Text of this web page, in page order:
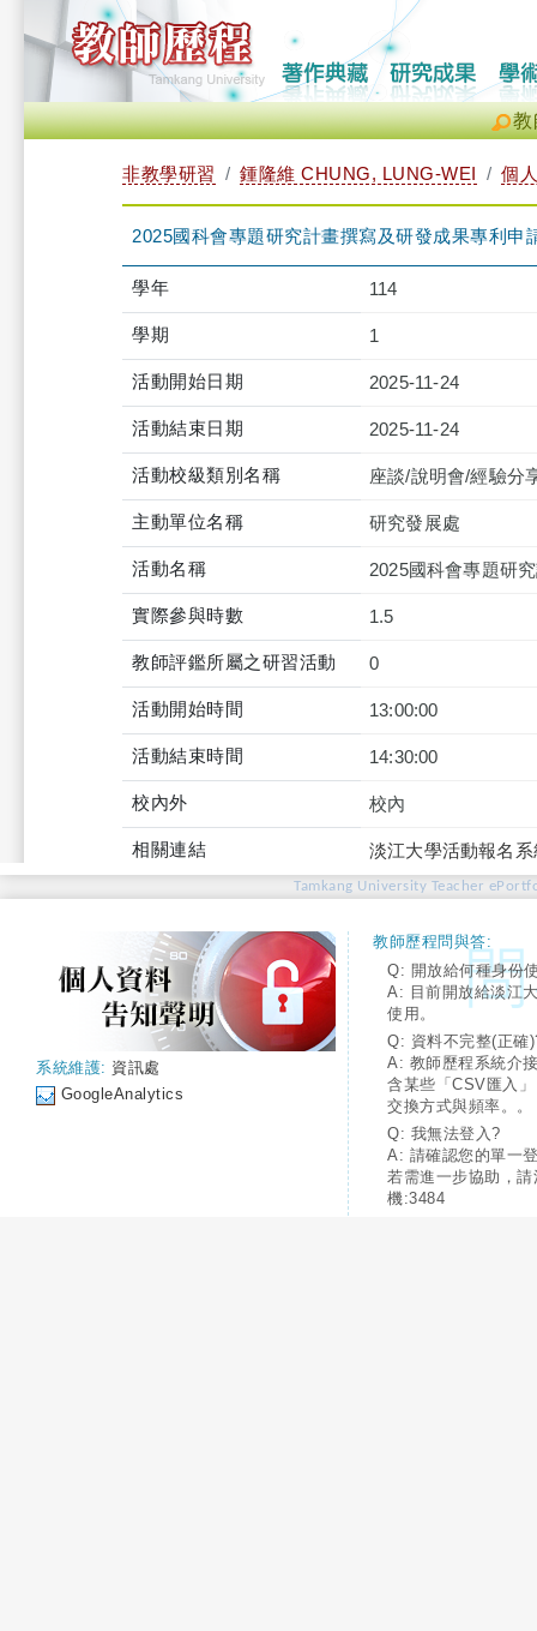
教
非教學研習 鍾隆維 CHUNG, LUNG-WEI 個
2025國科會專題研究計畫撰寫及研發成果專利
學年 114
學期 1
活動開始日期 2025-11-24
活動結束日期 2025-11-24
活動校級類別名稱 座談/說明會/經驗分
主動單位名稱 研究發展處
活動名稱 2025國科會專題研
實際參與時數 1.5
教師評鑑所屬之研習活動 0
活動開始時間 13:00:00
活動結束時間 14:30:00
校內外 校內
相關連結 淡江大學活動報名
Tamkang University Teacher
系統維護: 資訊處
GoogleAnalytics
教師歷程問與答:
Q: 開放給何種身份
A: 目前開放給淡江
使用。
Q: 資料不完整(正確
A: 教師歷程系統介
含某些「CSV匯入
交換方式與頻率。。
Q: 我無法登入?
A: 請確認您的單一
若需進一步協助，
機:3484